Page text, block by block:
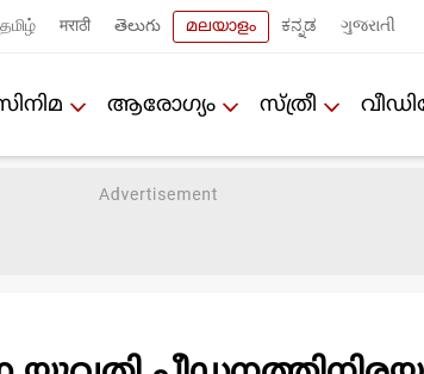
தமிழ் मराठी తెలుగు മലയാളം ಕನ್ನಡ ગુજરાતી
ആരോഗ്യം സ്ത്രീ